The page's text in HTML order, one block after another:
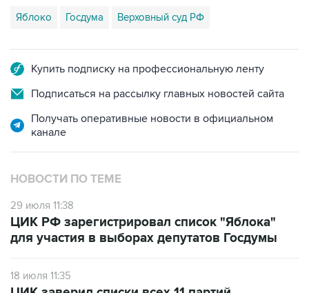
Подписаться на рассылку главных новостей сайта
Получать оперативные новости в официальном
НОВОСТИ ПО ТЕМЕ
29 июля 11:38
для участия в выборах депутатов Госдумы
18 июля 11:35
выдвинувших кандидатов на выборы в